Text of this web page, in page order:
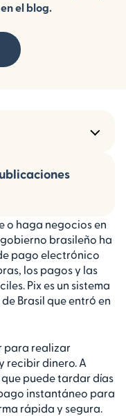
el blog.
o haga negocios en
brasileño ha
pago electrónico
los pagos y las
Pix es un sistema
Brasil que entró en
para realizar
recibir dinero. A
puede tardar días
instantáneo para
rápida y segura.